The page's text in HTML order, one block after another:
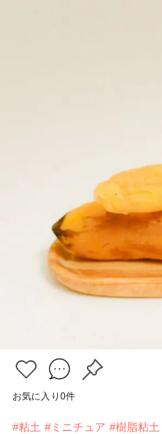
お気に入り 0件
#粘土 #ミニチュア #樹脂粘土